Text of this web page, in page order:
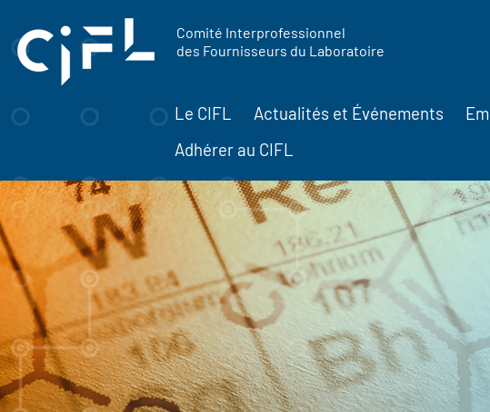
Comité Interprofessionnel
des Fournisseurs du Laboratoire
Le CIFL Actualités et Événements
Adhérer au CIFL